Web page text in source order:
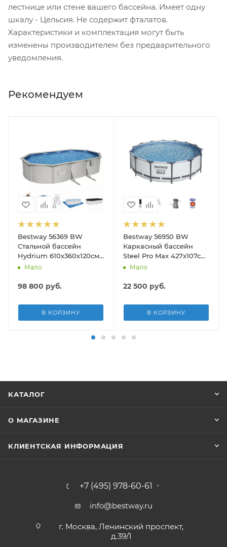
лестнице или стене вашего бассейна. Имеет одну
шкалу - Цельсия. Не содержит фталатов.
Характеристики и комплектация могут быть
изменены производителем без предварительного
уведомления.
Рекомендуем
Bestway 56369 BW
Стальной бассейн
Hydrium 610х360х120см,
19929л, песч.фил.-нас
подст.
Мало
98 800 руб.
В КОРЗИНУ
Bestway 56950 BW
Каркасный бассейн
Steel Pro Max 427х107см,
13030л, фил.-насос
Мало
22 500 руб.
В КОРЗИНУ
КАТАЛОГ
О МАГАЗИНЕ
КЛИЕНТСКАЯ ИНФОРМАЦИЯ
+7 (495) 978-60-61
info@bestway.ru
г. Москва, Ленинский проспект,
д.39/1